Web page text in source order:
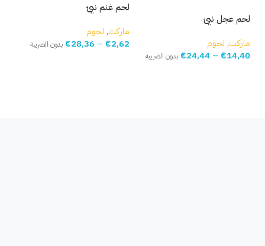
لحم عجل نيئ
ماركت, لحوم
€14,40
–
€24,44 بدون الضريبة
لحم غنم نيئ
ماركت, لحوم
€2,62
–
€28,36 بدون الضريبة